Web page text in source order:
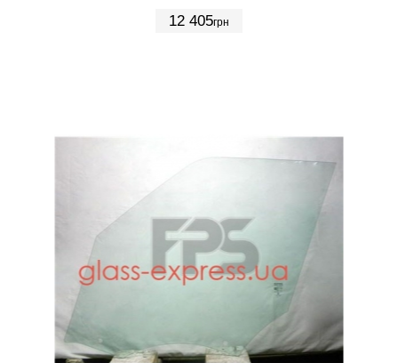
12 405грн